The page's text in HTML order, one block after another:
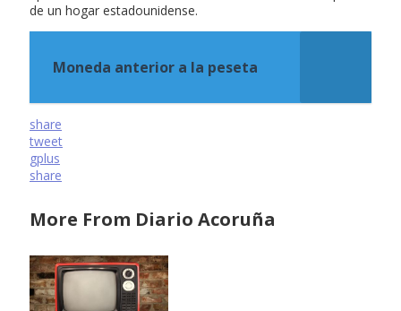
de un hogar estadounidense.
Moneda anterior a la peseta
share
tweet
gplus
share
More From Diario Acoruña